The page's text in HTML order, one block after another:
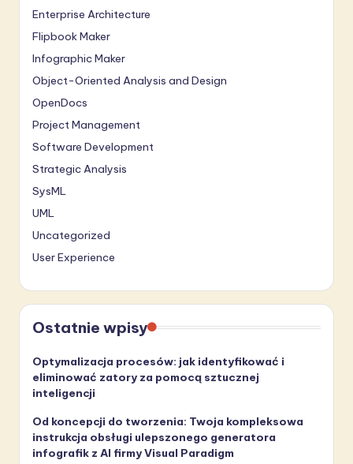
Enterprise Architecture
Flipbook Maker
Infographic Maker
Object-Oriented Analysis and Design
OpenDocs
Project Management
Software Development
Strategic Analysis
SysML
UML
Uncategorized
User Experience
Ostatnie wpisy
Optymalizacja procesów: jak identyfikować i
eliminować zatory za pomocą sztucznej
inteligencji
Od koncepcji do tworzenia: Twoja kompleksowa
instrukcja obsługi ulepszonego generatora
infografik z AI firmy Visual Paradigm